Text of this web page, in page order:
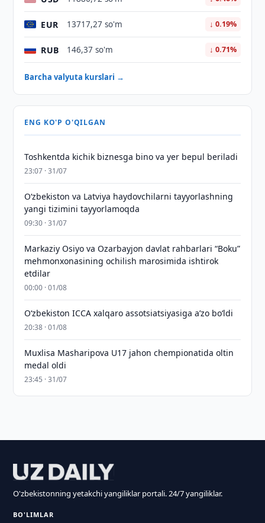
EUR 13717,27 so'm ↓ 0.19%
RUB 146,37 so'm ↓ 0.71%
Barcha valyuta kurslari →
ENG KO'P O'QILGAN
Toshkentda kichik biznesga bino va yer bepul beriladi
23:07 · 31/07
Oʻzbekiston va Latviya haydovchilarni tayyorlashning
yangi tizimini tayyorlamoqda
09:30 · 31/07
Markaziy Osiyo va Ozarbayjon davlat rahbarlari “Boku”
mehmonxonasining ochilish marosimida ishtirok
etdilar
00:00 · 01/08
O‘zbekiston ICCA xalqaro assotsiatsiyasiga aʼzo bo‘ldi
20:38 · 01/08
Muxlisa Masharipova U17 jahon chempionatida oltin
medal oldi
23:45 · 31/07
O'zbekistonning yetakchi yangiliklar portali. 24/7 yangiliklar.
BO'LIMLAR